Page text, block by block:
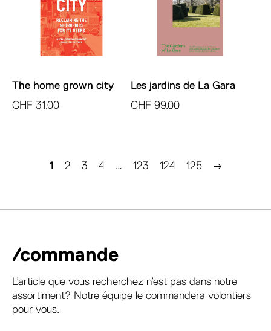
The home grown city
CHF 31.00
Les jardins de La Gara
CHF 99.00
1 2 3 4 … 123 124 125 →
/commande
L’article que vous recherchez n’est pas dans notre
assortiment? Notre équipe le commandera volontiers
pour vous.